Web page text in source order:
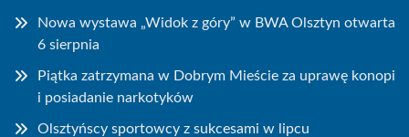
Nowa wystawa „Widok z góry” w BWA Olsztyn otwarta
6 sierpnia
Piątka zatrzymana w Dobrym Mieście za uprawę konopi
i posiadanie narkotyków
Olsztyńscy sportowcy z sukcesami w lipcu